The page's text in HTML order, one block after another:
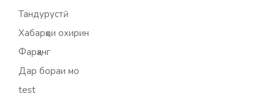
Тандурустӣ
Хабарҳои охирин
Фарҳанг
Дар бораи мо
test